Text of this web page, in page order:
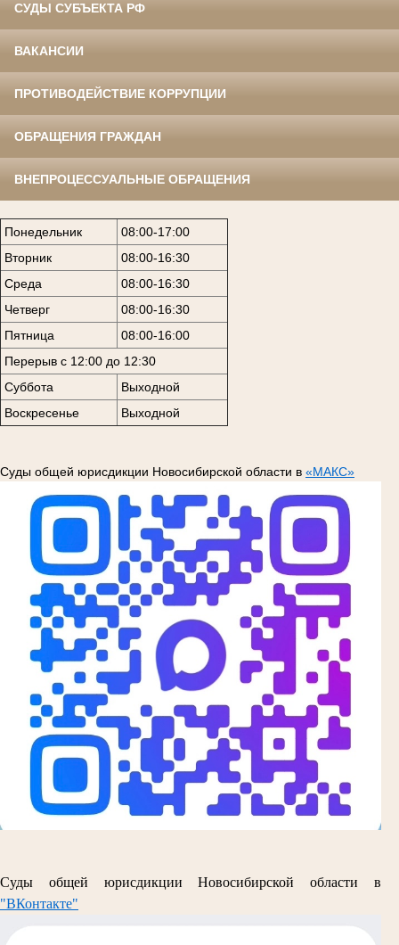
СУДЫ СУБЪЕКТА РФ
ВАКАНСИИ
ПРОТИВОДЕЙСТВИЕ КОРРУПЦИИ
ОБРАЩЕНИЯ ГРАЖДАН
ВНЕПРОЦЕССУАЛЬНЫЕ ОБРАЩЕНИЯ
Понедельник
08:00-17:00
Вторник
08:00-16:30
Среда
08:00-16:30
Четверг
08:00-16:30
Пятница
08:00-16:00
Перерыв с 12:00 до 12:30
Суббота
Выходной
Воскресенье
Выходной
Суды общей юрисдикции Новосибирской области в «МАКС»
Суды общей юрисдикции Новосибирской области в
"ВКонтакте"